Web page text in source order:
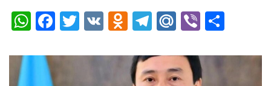
W
at
F
c
T
tt
V
O
n
o
T
e
gr
M
.R
u
Vi
er п